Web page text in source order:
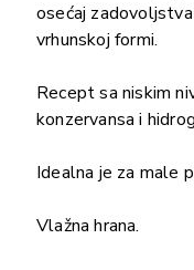
osećaj
vrhunskoj formi.
Recept sa niskim
konzervansa i
Idealna je za male
Vlažna hrana.